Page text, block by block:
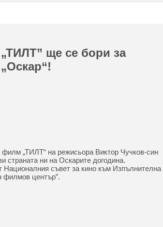
„ТИЛТ” ще се бори за
„Оскар“!
филм „ТИЛТ“ на режисьора Виктор Чучков-син
страната ни на Оскарите догодина.
Националния съвет за кино към Изпълнителна
филмов център”.